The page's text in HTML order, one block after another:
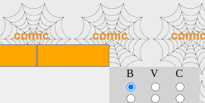
B V C